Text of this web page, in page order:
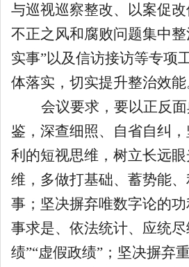
与巡视巡察整改、以案促
不正之风和腐败问题集中
实事”以及信访接访等专项
体落实，切实提升整治效能
会议要求，要以正反
鉴，深查细照、自省自纠
利的短视思维，树立长远
维，多做打基础、蓄势能
事；坚决摒弃唯数字论的
事求是、依法统计、应统
绩”“虚假政绩”；坚决摒弃